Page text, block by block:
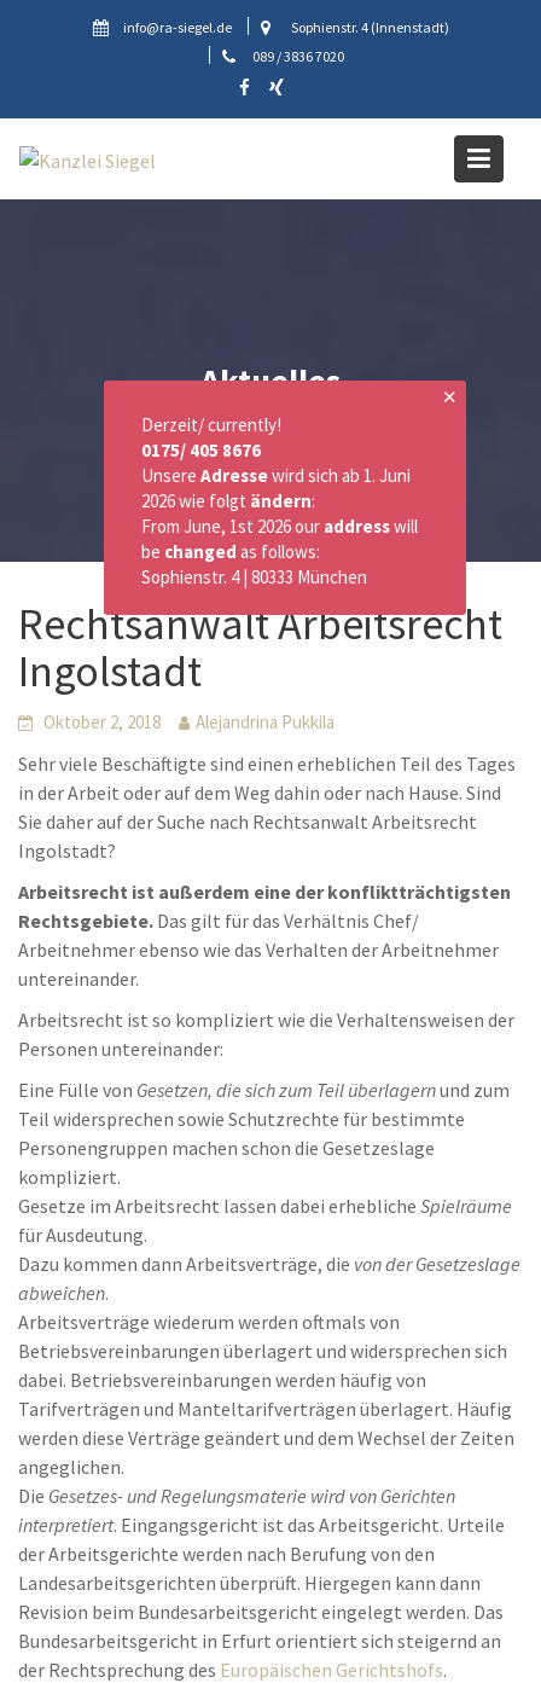
info@ra-siegel.de
Sophienstr. 4 (Innenstadt)
089 / 3836 7020
Aktuelles
Rechtsanwalt Arbeitsrecht
Ingolstadt
Oktober 2, 2018 Alejandrina Pukkila
Sehr viele Beschäftigte sind einen erheblichen Teil des Tages
in der Arbeit oder auf dem Weg dahin oder nach Hause. Sind
Sie daher auf der Suche nach Rechtsanwalt Arbeitsrecht
Ingolstadt?
Arbeitsrecht ist außerdem eine der konfliktträchtigsten
Rechtsgebiete. Das gilt für das Verhältnis Chef/
Arbeitnehmer ebenso wie das Verhalten der Arbeitnehmer
untereinander.
Arbeitsrecht ist so kompliziert wie die Verhaltensweisen der
Personen untereinander:
Eine Fülle von Gesetzen, die sich zum Teil überlagernund zum
Teil widersprechen sowie Schutzrechte für bestimmte
Personengruppen machen schon die Gesetzeslage
kompliziert.
Gesetze im Arbeitsrecht lassen dabei erhebliche Spielräume
für Ausdeutung.
Dazu kommen dann Arbeitsverträge, die von der Gesetzeslage
abweichen.
Arbeitsverträge wiederum werden oftmals von
Betriebsvereinbarungen überlagert und widersprechen sich
dabei. Betriebsvereinbarungen werden häufig von
Tarifverträgen und Manteltarifverträgen überlagert. Häufig
werden diese Verträge geändert und dem Wechsel der Zeiten
angeglichen.
Die Gesetzes- und Regelungsmaterie wird von Gerichten
interpretiert. Eingangsgericht ist das Arbeitsgericht. Urteile
der Arbeitsgerichte werden nach Berufung von den
Landesarbeitsgerichten überprüft. Hiergegen kann dann
Revision beim Bundesarbeitsgericht eingelegt werden. Das
Bundesarbeitsgericht in Erfurt orientiert sich steigernd an
der Rechtsprechung des Europäischen Gerichtshofs.
✕
Derzeit/ currently!
0175/ 405 8676
Unsere Adressewird sich ab 1. Juni
2026 wie folgt ändern:
From June, 1st 2026 our addresswill
be changed as follows:
Sophienstr. 4 | 80333 München